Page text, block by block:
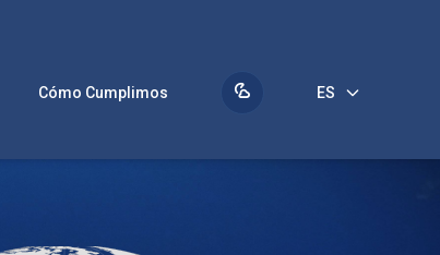
Cómo Cumplimos ES